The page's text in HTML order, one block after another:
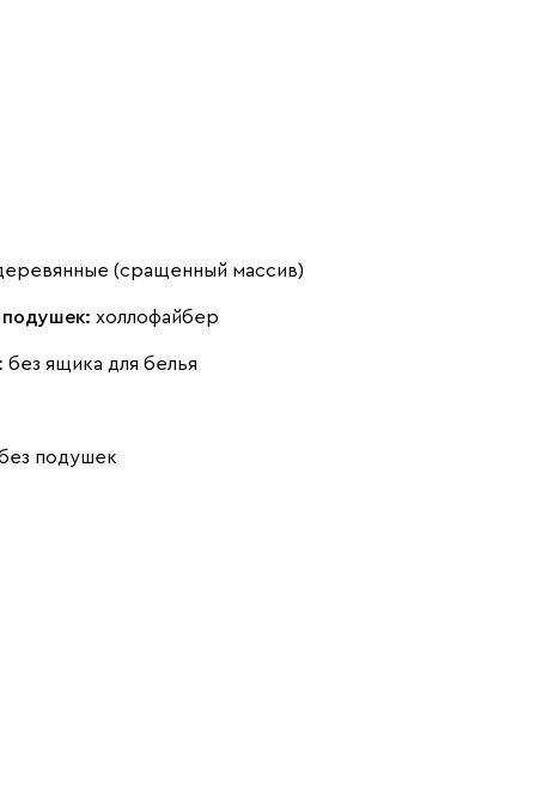
Чернильный
Бентори
(сращенный массив)
подушек: холлофайбер
без ящика для белья
подушек